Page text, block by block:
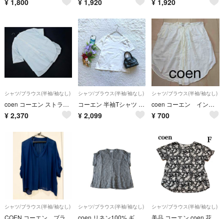
シャツ/ブラウス(半袖/袖なし)
coen コーエン ストライプ バンドカラー 五分丈 ブラウス シャツ sizeM/白ｘ青 ■◆ レディース
¥ 2,370
シャツ/ブラウス(半袖/袖なし)
コーエン 半袖Tシャツ USAコットン M 無地 綿100 デイリーカジュアル
¥ 2,099
シャツ/ブラウス(半袖/袖なし)
coen コーエン インド綿ノースリーブ ブラウス 薄手 ホワイト？ レディース
¥ 700
シャツ/ブラウス(半袖/袖なし) シャツ/ブラウス(半袖/袖なし) シャツ/ブラウス(半袖/袖なし)